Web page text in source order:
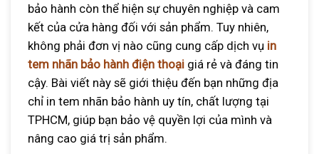
bảo hành còn thể hiện sự chuyên nghiệp và cam
kết của cửa hàng đối với sản phẩm. Tuy nhiên,
không phải đơn vị nào cũng cung cấp dịch vụ in
tem nhãn bảo hành điện thoại giá rẻ và đáng tin
cậy. Bài viết này sẽ giới thiệu đến bạn những địa
chỉ in tem nhãn bảo hành uy tín, chất lượng tại
TPHCM, giúp bạn bảo vệ quyền lợi của mình và
nâng cao giá trị sản phẩm.